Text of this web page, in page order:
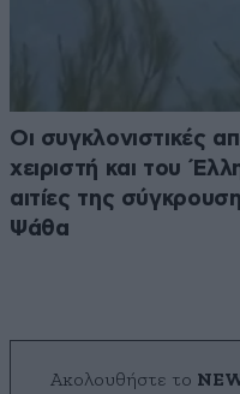
Οι συγκλονιστικές
χειριστή και του
αιτίες της
Ψάθα
Ακολουθήστε το